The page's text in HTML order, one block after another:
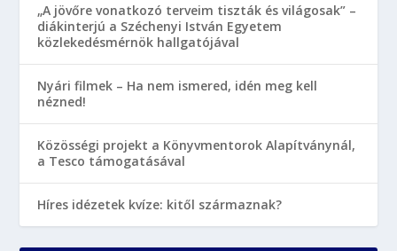
„A jövőre vonatkozó terveim tiszták és világosak” –
diákinterjú a Széchenyi István Egyetem
közlekedésmérnök hallgatójával
Nyári filmek – Ha nem ismered, idén meg kell
nézned!
Közösségi projekt a Könyvmentorok Alapítványnál,
a Tesco támogatásával
Híres idézetek kvíze: kitől származnak?